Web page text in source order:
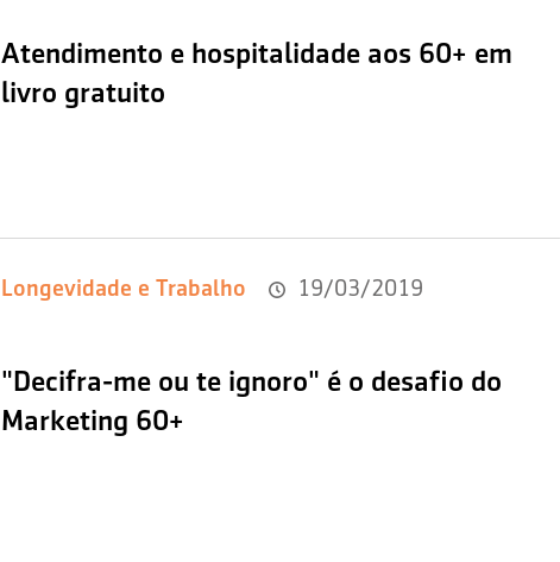
Atendimento e hospitalidade aos 60+ em
livro gratuito
Longevidade e Trabalho 19/03/2019
"Decifra-me ou te ignoro" é o desafio do
Marketing 60+